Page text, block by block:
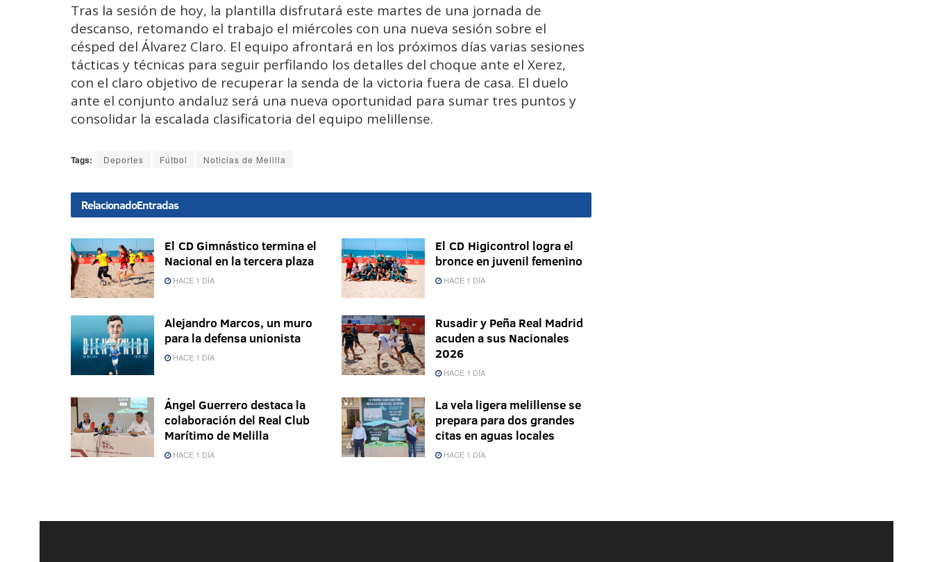
Tras la sesión de hoy, la plantilla disfrutará este martes de una jornada de
descanso, retomando el trabajo el miércoles con una nueva sesión sobre el
césped del Álvarez Claro. El equipo afrontará en los próximos días varias sesiones
tácticas y técnicas para seguir perfilando los detalles del choque ante el Xerez,
con el claro objetivo de recuperar la senda de la victoria fuera de casa. El duelo
ante el conjunto andaluz será una nueva oportunidad para sumar tres puntos y
consolidar la escalada clasificatoria del equipo melillense.
Tags: Deportes Fútbol Noticias de Melilla
RelacionadoEntradas
El CD Gimnástico termina el
Nacional en la tercera plaza
HACE 1 DÍA
El CD Higicontrol logra el
bronce en juvenil femenino
HACE 1 DÍA
Alejandro Marcos, un muro
para la defensa unionista
HACE 1 DÍA
Rusadir y Peña Real Madrid
acuden a sus Nacionales
2026
HACE 1 DÍA
Ángel Guerrero destaca la
colaboración del Real Club
Marítimo de Melilla
HACE 1 DÍA
La vela ligera melillense se
prepara para dos grandes
citas en aguas locales
HACE 1 DÍA